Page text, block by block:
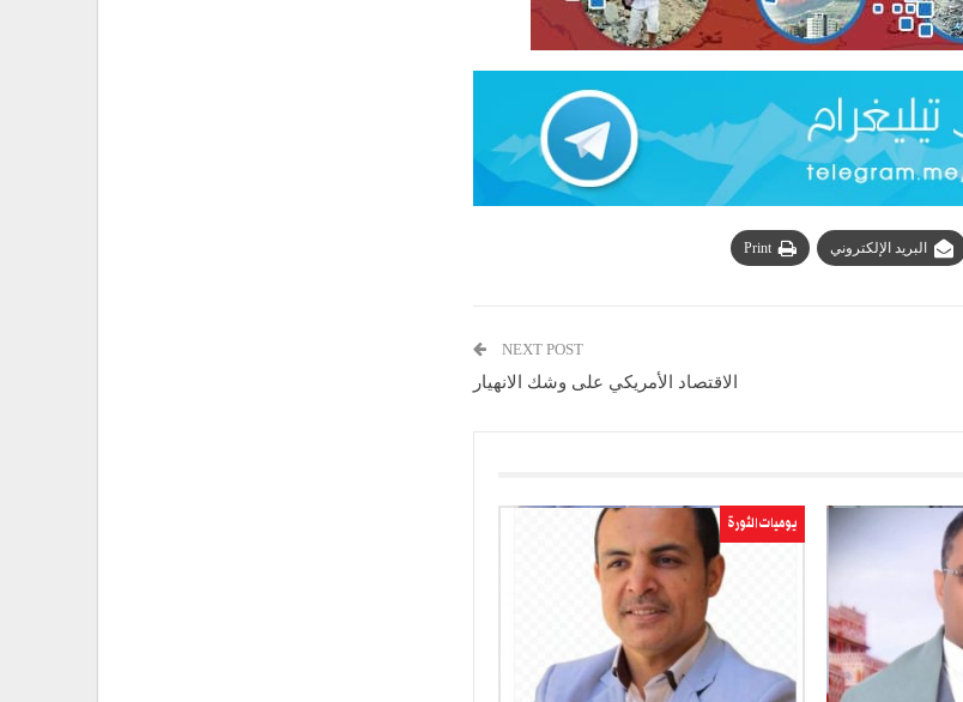
البريد الإلكتروني Print
NEXT POST
الاقتصاد الأمريكي على وشك الانهيار
يوميات الثورة